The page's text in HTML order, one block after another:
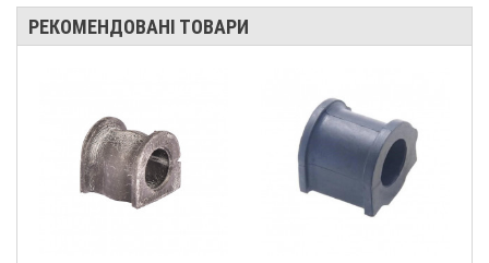
РЕКОМЕНДОВАНІ ТОВАРИ